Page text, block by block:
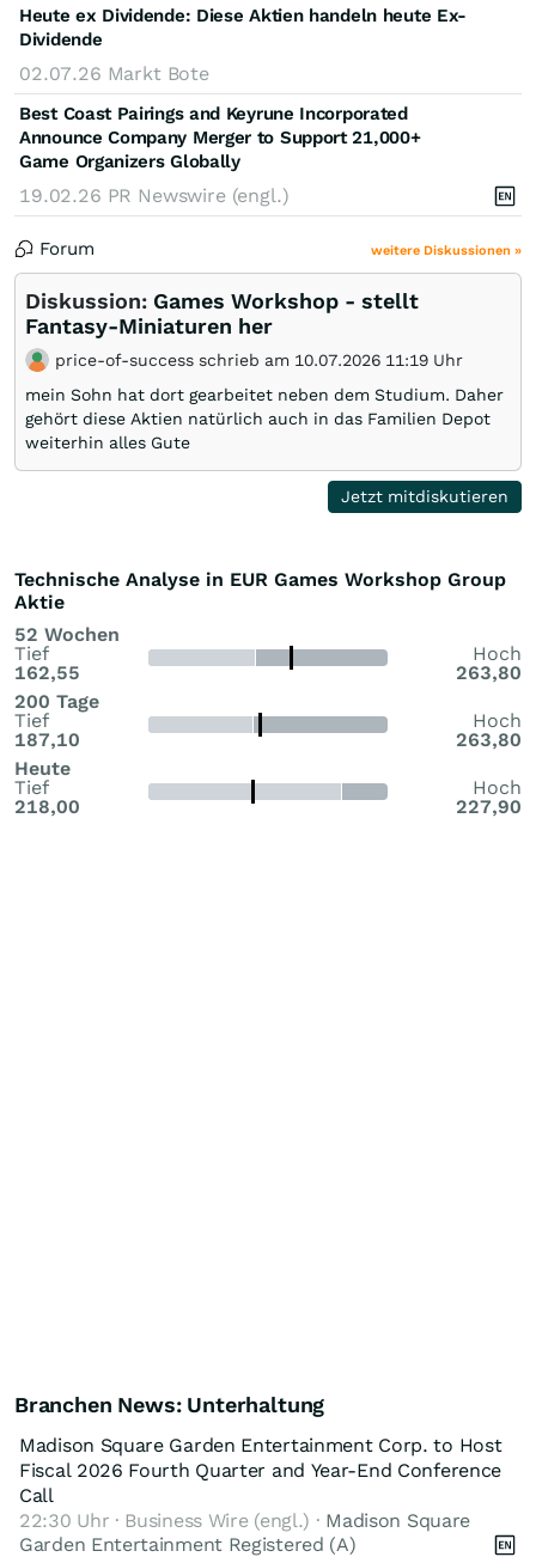
Heute ex Dividende: Diese Aktien handeln heute Ex-
Dividende
02.07.26 Markt Bote
Best Coast Pairings and Keyrune Incorporated
Announce Company Merger to Support 21,000+
Game Organizers Globally
19.02.26 PR Newswire (engl.)
Forum weitere Diskussionen »
Diskussion: Games Workshop - stellt
Fantasy-Miniaturen her
price-of-success schrieb am 10.07.2026 11:19 Uhr
mein Sohn hat dort gearbeitet neben dem Studium. Daher
gehört diese Aktien natürlich auch in das Familien Depot
weiterhin alles Gute
Jetzt mitdiskutieren
Technische Analyse in EUR Games Workshop Group
Aktie
52 Wochen
Tief
162,55
Hoch
263,80
200 Tage
Tief
187,10
Hoch
263,80
Heute
Tief
218,00
Hoch
227,90
Branchen News: Unterhaltung
Madison Square Garden Entertainment Corp. to Host
Fiscal 2026 Fourth Quarter and Year-End Conference
Call
22:30 Uhr · Business Wire (engl.) · Madison Square
Garden Entertainment Registered (A)